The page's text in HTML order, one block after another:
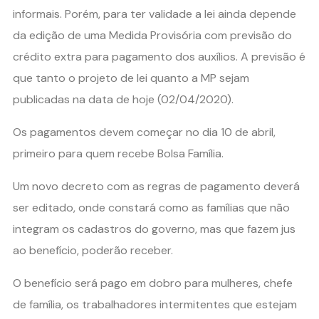
informais. Porém, para ter validade a lei ainda depende
da edição de uma Medida Provisória com previsão do
crédito extra para pagamento dos auxílios. A previsão é
que tanto o projeto de lei quanto a MP sejam
publicadas na data de hoje (02/04/2020).
Os pagamentos devem começar no dia 10 de abril,
primeiro para quem recebe Bolsa Família.
Um novo decreto com as regras de pagamento deverá
ser editado, onde constará como as famílias que não
integram os cadastros do governo, mas que fazem jus
ao benefício, poderão receber.
O benefício será pago em dobro para mulheres, chefe
de família, os trabalhadores intermitentes que estejam